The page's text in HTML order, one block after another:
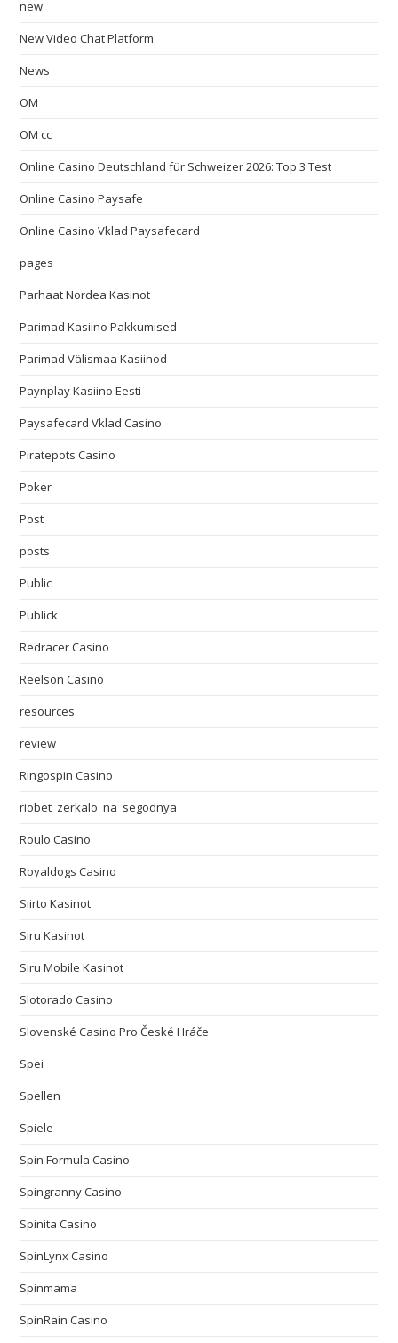
new
New Video Chat Platform
News
OM
OM cc
Online Casino Deutschland für Schweizer 2026: Top 3 Test
Online Casino Paysafe
Online Casino Vklad Paysafecard
pages
Parhaat Nordea Kasinot
Parimad Kasiino Pakkumised
Parimad Välismaa Kasiinod
Paynplay Kasiino Eesti
Paysafecard Vklad Casino
Piratepots Casino
Poker
Post
posts
Public
Publick
Redracer Casino
Reelson Casino
resources
review
Ringospin Casino
riobet_zerkalo_na_segodnya
Roulo Casino
Royaldogs Casino
Siirto Kasinot
Siru Kasinot
Siru Mobile Kasinot
Slotorado Casino
Slovenské Casino Pro České Hráče
Spei
Spellen
Spiele
Spin Formula Casino
Spingranny Casino
Spinita Casino
SpinLynx Casino
Spinmama
SpinRain Casino